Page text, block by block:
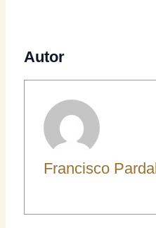
Autor
Francisco Pardal